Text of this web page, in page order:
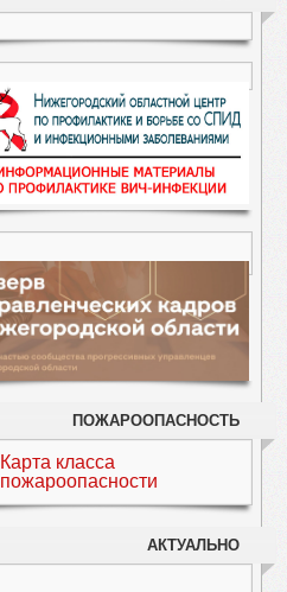
ПОЖАРООПАСНОСТЬ
Карта класса
пожароопасности
АКТУАЛЬНО